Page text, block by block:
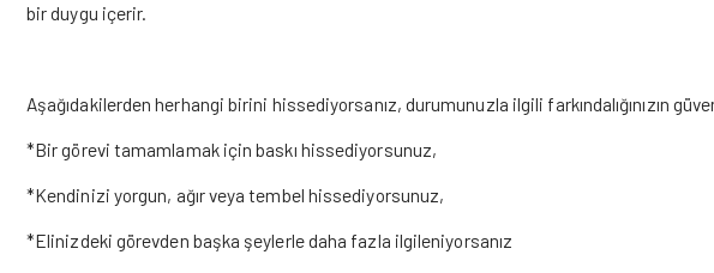
bir duygu içerir.
Aşağıdakilerden herhangi birini hissediyorsanız, durumunuzla ilgili farkındalığınızın
*Bir görevi tamamlamak için baskı hissediyorsunuz,
*Kendinizi yorgun, ağır veya tembel hissediyorsunuz,
*Elinizdeki görevden başka şeylerle daha fazla ilgileniyorsanız